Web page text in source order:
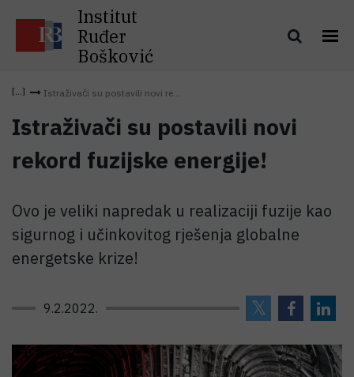
Institut
Ruđer
Bošković
Istraživači su postavili novi re...
Istraživači su postavili novi
rekord fuzijske energije!
Ovo je veliki napredak u realizaciji fuzije kao
sigurnog i učinkovitog rješenja globalne
energetske krize!
9.2.2022.